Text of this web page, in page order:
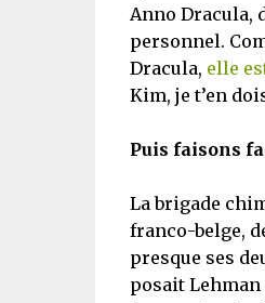
Anno Dracula,
personnel.
Dracula, elle
Kim, je t’en
Puis faisons
La brigade
franco-belge,
presque ses
posait Lehman